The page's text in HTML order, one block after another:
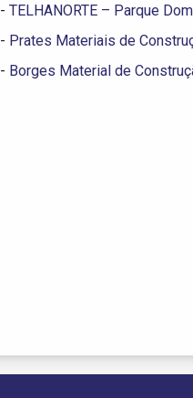
- TELHANORTE – Parque
- Prates Materiais de
- Borges Material de